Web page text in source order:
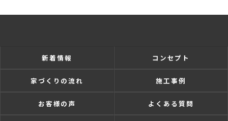
新着情報 コンセプト
家づくりの流れ 施工事例
お客様の声 よくある質問